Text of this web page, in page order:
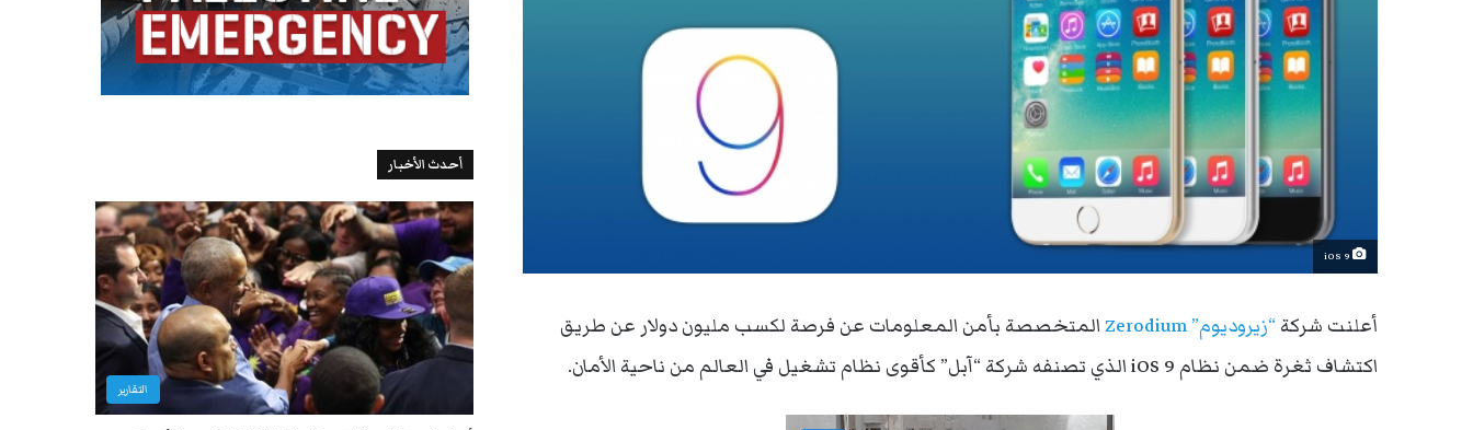
أعلنت شركة “زيروديوم” Zerodium
المتخصصة بأمن المعلومات عن فرصة لكسب مليون دولار عن طريق
اكتشاف ثغرة ضمن نظام iOS 9 الذي تصنفه شركة “آبل” كأقوى نظام تشغيل في العالم من ناحية الأمان.
أحدث الأخبار
التقارير